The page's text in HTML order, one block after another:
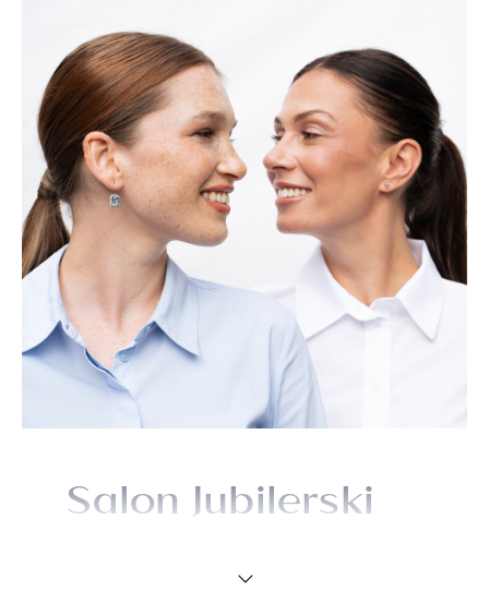
Salon Jubilerski
OCH! w C.H. Port